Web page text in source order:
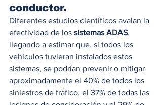
conductor.
Diferentes estudios científicos avalan la
efectividad de los sistemas ADAS,
llegando a estimar que, si todos los
vehículos tuvieran instalados estos
sistemas, se podrían prevenir o mitigar
aproximadamente el 40% de todos los
siniestros de tráfico, el 37% de todas las